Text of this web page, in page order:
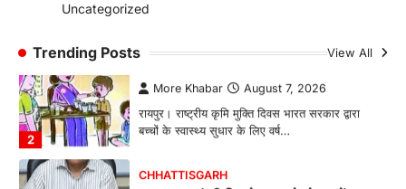
Uncategorized
Trending Posts View All
बच्चों के स्वास्थ्य सुधार के लिए वर्ष…
CHHATTISGARH
CG : मुख्यमंत्री विष्णुदेव साय के नेतृत्व में
छत्तीसगढ़ को बड़ी उपलब्धि
रायपुर। मुख्यमंत्री विष्णुदेव साय के नेतृत्व में स्वच्छ ऊर्जा,